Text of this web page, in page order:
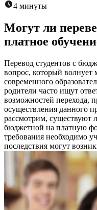
4 минуты
Могут ли
платное
Перевод студентов с
вопрос, который волнует
современного
родители часто ищут
возможностей перехода,
осуществления данного
рассмотрим, существуют
бюджетной на платную
требования необходимо
последствия могут